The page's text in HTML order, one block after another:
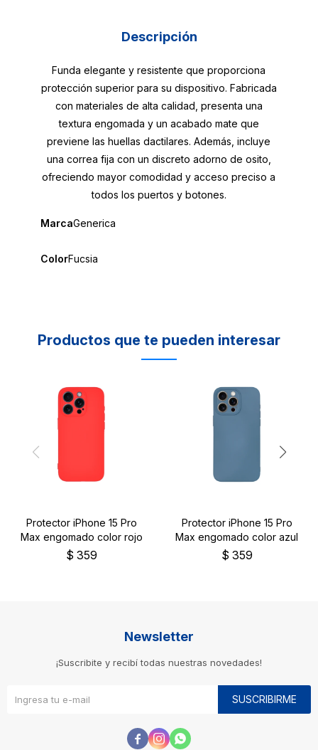
Descripción
Funda elegante y resistente que proporciona
protección superior para su dispositivo. Fabricada
con materiales de alta calidad, presenta una
textura engomada y un acabado mate que
previene las huellas dactilares. Además, incluye
una correa fija con un discreto adorno de osito,
ofreciendo mayor comodidad y acceso preciso a
todos los puertos y botones.
MarcaGenerica
ColorFucsia
Productos que te pueden interesar
Protector iPhone 15 Pro
Max engomado color rojo
$ 359
Protector iPhone 15 Pro
Max engomado color azul
$ 359
Newsletter
¡Suscribite y recibí todas nuestras novedades!
SUSCRIBIRME
  